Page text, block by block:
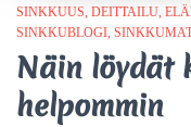
SINKKUUS DEITTAILU
SINKKUBLOGI
Näin löydät
helpommin